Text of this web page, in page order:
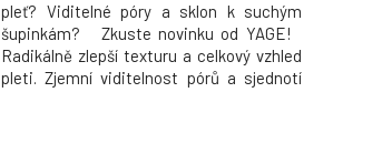
pleť? Viditelné póry a sklon k suchým
šupinkám? Zkuste novinku od YAGE!
Radikálně zlepší texturu a celkový vzhled
pleti. Zjemní viditelnost pórů a sjednotí